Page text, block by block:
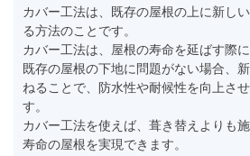
カバー工法は、既存の屋根の上に新し
る方法のことです。
カバー工法は、屋根の寿命を延ばす際
既存の屋根の下地に問題がない場合、
ねることで、防水性や耐候性を向上さ
す。
カバー工法を使えば、葺き替えよりも
寿命の屋根を実現できます。